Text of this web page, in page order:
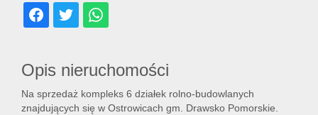
Opis nieruchomości
Na sprzedaż kompleks 6 działek rolno-budowlanych
znajdujących się w Ostrowicach gm. Drawsko Pomorskie.